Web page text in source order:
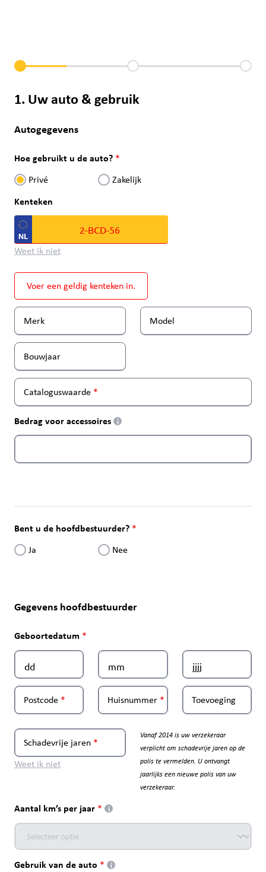
1. Uw auto & gebruik
Autogegevens
Hoe gebruikt u de auto?
Privé Zakelijk
Kenteken
Weet ik niet
Voer een geldig kenteken in.
Merk Model
Bouwjaar
Cataloguswaarde
Bedrag voor accessoires i
Bent u de hoofdbestuurder?
Ja Nee
Gegevens hoofdbestuurder
Geboortedatum
Postcode Huisnummer Toevoeging
Schadevrije jaren
Weet ik niet
Vanaf 2014 is uw verzekeraar
verplicht om schadevrije jaren op de
polis te vermelden. U ontvangt
jaarlijks een nieuwe polis van uw
verzekeraar.
Aantal km’s per jaar i
Gebruik van de auto i